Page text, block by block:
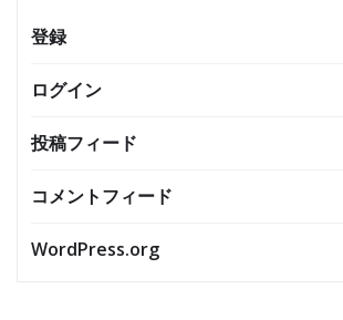
登録
ログイン
投稿フィード
コメントフィード
WordPress.org